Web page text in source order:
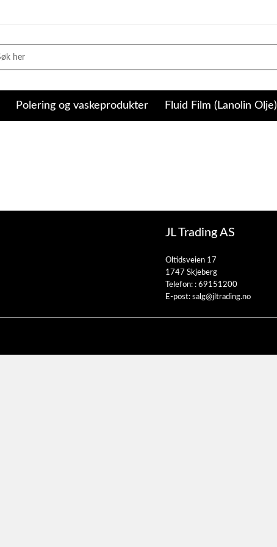
Polering og vaskeprodukter Fluid Film (Lanolin Olje)
JL Trading AS
Oltidsveien 17
1747 Skjeberg
Telefon: : 69151200
E-post: salg@jltrading.no